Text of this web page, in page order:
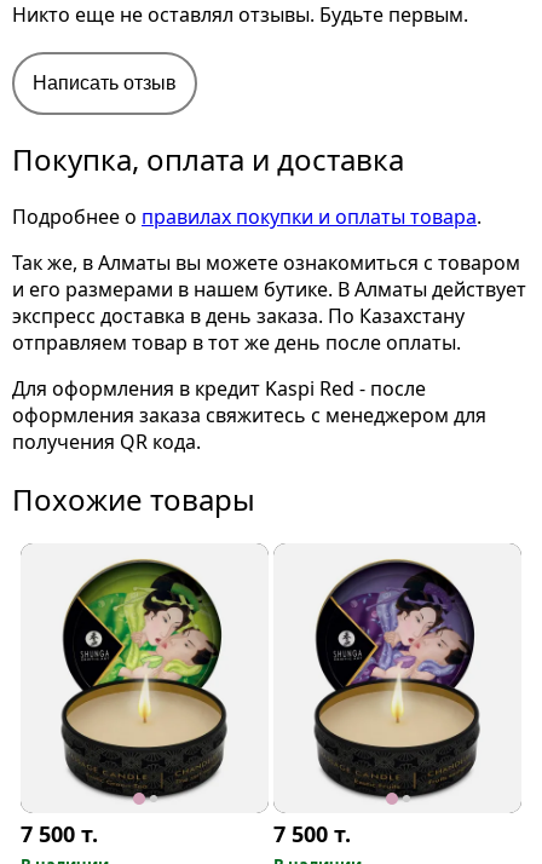
Никто еще не оставлял отзывы. Будьте первым.
Написать отзыв
Покупка, оплата и доставка
Подробнее о правилах покупки и оплаты товара.
Так же, в Алматы вы можете ознакомиться с товаром
и его размерами в нашем бутике. В Алматы действует
экспресс доставка в день заказа. По Казахстану
отправляем товар в тот же день после оплаты.
Для оформления в кредит Kaspi Red - после
оформления заказа свяжитесь с менеджером для
получения QR кода.
Похожие товары
7 500т. 7 500т.